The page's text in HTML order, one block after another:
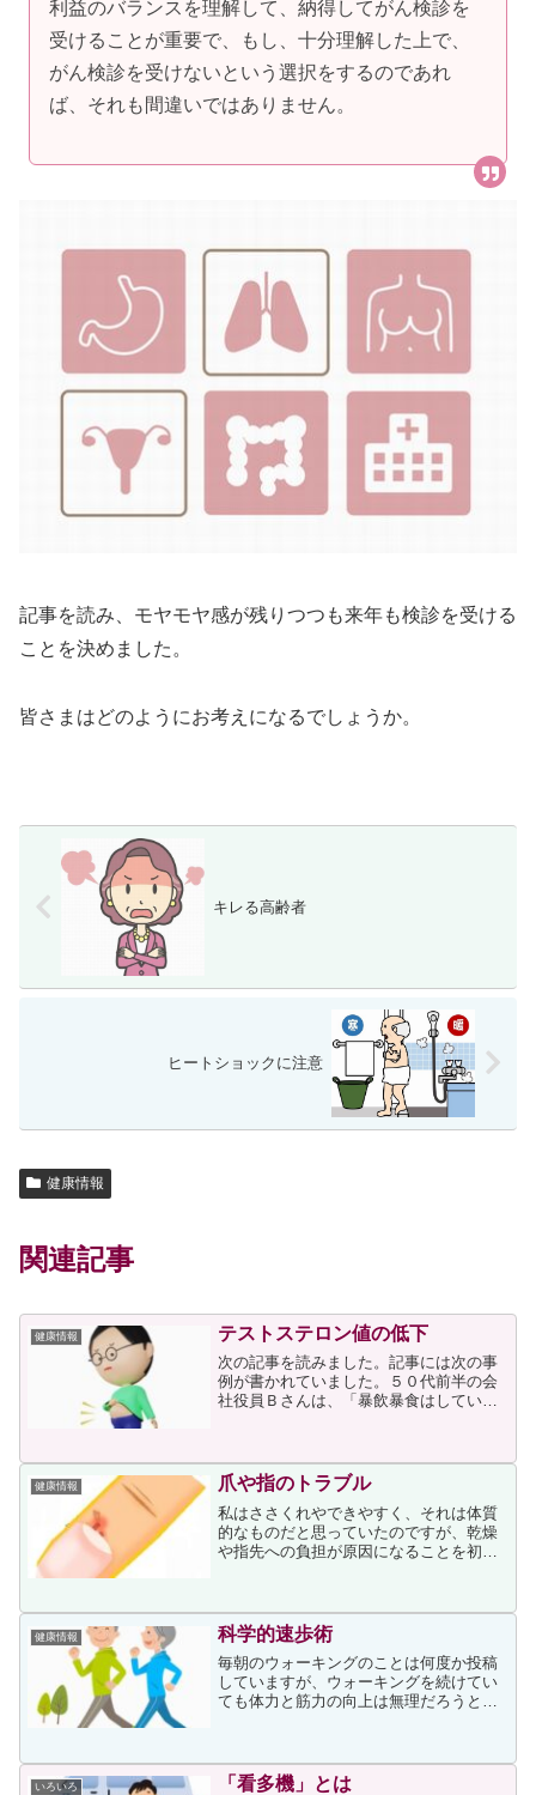
利益のバランスを理解して、納得してがん検診を
受けることが重要で、もし、十分理解した上で、
がん検診を受けないという選択をするのであれ
ば、それも間違いではありません。
記事を読み、モヤモヤ感が残りつつも来年も検診を受ける
ことを決めました。
皆さまはどのようにお考えになるでしょうか。
キレる高齢者
ヒートショックに注意
健康情報
関連記事
健康情報 テストステロン値の低下
次の記事を読みました。記事には次の事
例が書かれていました。５０代前半の会
社役員Ｂさんは、「暴飲暴食はしていな
ました。血液検査ではテストステロン値
の低下があり、おなかが出...
健康情報 爪や指のトラブル
私はささくれやできやすく、それは体質
的なものだと思っていたのですが、乾燥
や指先への負担が原因になることを初め
が剥がれる「爪のささくれ」、爪周りの
皮膚が乾燥して角質がめく...
健康情報 科学的速歩術
毎朝のウォーキングのことは何度か投稿
していますが、ウォーキングを続けてい
ても体力と筋力の向上は無理だろうとあ
ーバル速歩の方法として、...
いろいろ 「看多機」とは